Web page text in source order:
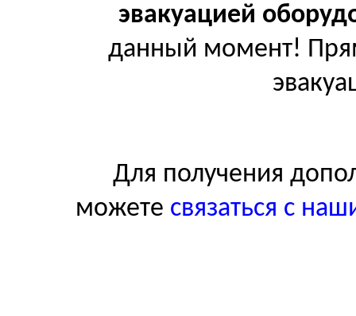
эвакуацией
данный момент!
Для получения
можете связаться с